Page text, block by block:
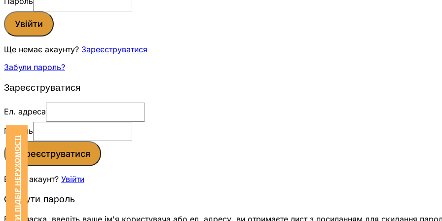
ЗАМОВИТИ ПІДБІР НЕРУХОМОСТІ
Увійти
Ще немає акаунту? Зареєструватися
Забули пароль?
Зареєструватися
Ел. адреса
Пароль
Зареєструватися
Вже є акаунт? Увійти
Скинути пароль
Будь ласка, введіть ваше ім'я користувача або ел. адресу, ви отримаєте лист з посиланням для скидання